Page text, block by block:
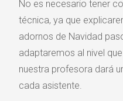
No es necesario tener
técnica, ya que
adornos de Navidad
adaptaremos al nivel
nuestra profesora dará
cada asistente.